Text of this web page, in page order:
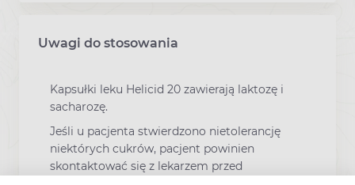
Uwagi do stosowania
Kapsułki leku Helicid 20 zawierają laktozę i
sacharozę.
Jeśli u pacjenta stwierdzono nietolerancję
niektórych cukrów, pacjent powinien
skontaktować się z lekarzem przed